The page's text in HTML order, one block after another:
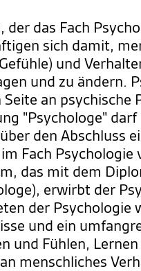
der das Fach
sich damit,
und
und zu ändern.
an psychische
"Psychologe"
den Abschluss
Fach Psychologie
das mit dem
erwirbt der
der Psychologie
und ein
und Fühlen,
menschliches